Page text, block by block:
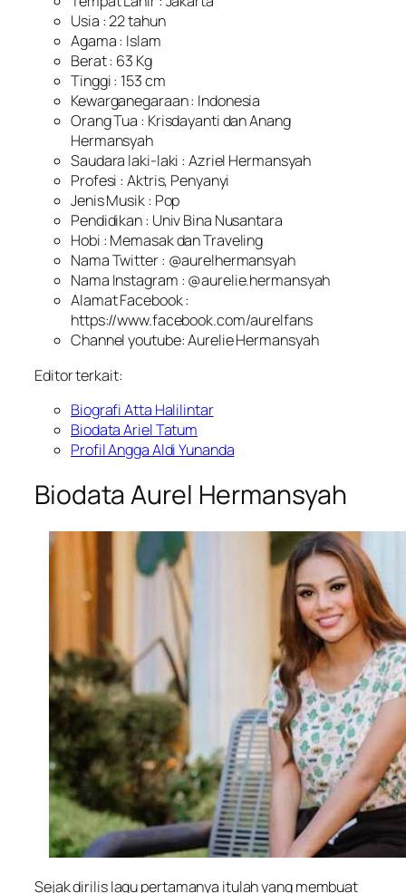
Usia : 22 tahun
Agama : Islam
Berat : 63 Kg
Tinggi : 153 cm
Kewarganegaraan : Indonesia
Orang Tua : Krisdayanti dan Anang
Hermansyah
Saudara laki-laki : Azriel Hermansyah
Profesi : Aktris, Penyanyi
Jenis Musik : Pop
Pendidikan : Univ Bina Nusantara
Hobi : Memasak dan Traveling
Nama Twitter : @aurelhermansyah
Nama Instagram : @aurelie.hermansyah
Alamat Facebook :
https://www.facebook.com/aurelfans
Channel youtube: Aurelie Hermansyah
Editor terkait:
Biografi Atta Halilintar
Biodata Ariel Tatum
Profil Angga Aldi Yunanda
Biodata Aurel Hermansyah
Sejak dirilis lagu pertamanya itulah yang membuat